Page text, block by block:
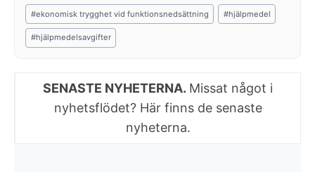
Post
Tags:
#ekonomisk trygghet vid funktionsnedsättning #hjälpmedel
#hjälpmedelsavgifter
SENASTE NYHETERNA. Missat något i
nyhetsflödet? Här finns de senaste
nyheterna.